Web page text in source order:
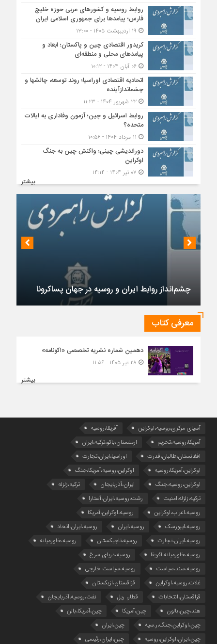
روابط روسیه و کشورهای عربی حوزه خلیج
فارس؛ پیامدها برای جمهوری اسلامی ایران
کریدور اقتصادی چین و پاکستان؛ ابعاد و
پیامدهای محلی و منطقه‌ای
۰۶ آبان ۱۴۰۴ - ۱۰:۱۲
اتحادیه اقتصادی اوراسیا؛ روند توسعه، چالشها و
چشماندازآینده
۲۲ شهریور ۱۴۰۴ - ۱۱:۲۳
روابط اسرائیل و چین؛ آزمون وفاداری به ایالات
متحده؟
دوراندیشی چینی؛ واکنش چین به جنگ
اوکراین
بیشتر
چشم‌انداز روابط ایران و روسیه در جهان پساکرونا
معرفی کتاب
دهمین شماره نشریه تخصصی «اکونامه»
بیشتر
آسیای مرکزی،روسیه،اوکراین
آفریقا،روسیه
آمریکا،روسیه،تحریم
ارمنستان،باکو،ترکیه،ایران
افغانستان،طالبان،قدرت
اوراسیا،ایران،تجارت
اوکراین،آمریکا،روسیه
اوکراین،روسیه،آمریکا،جنگ
اوکراین،روسیه،جنگ
ایران،آذربایجان
ترکیه،زلزله
ترکیه،زلزله،امنیت
رشت،روسیه،ایران،آستارا
روسیه،اعراب،اوکراین
روسیه،اوکراین،آمریکا
روسیه،ایبورسک
روسیه،ایران
روسیه،ایران،اتحاد
روسیه،ایران،تجارت
روسیه،تاجیکستان
روسیه،خاورمیانه
روسیه،خاورمیانه،آفریقا
روسیه،دریای سرخ
روسیه،سند،سیاست
روسیه،سیاست خارجی
غلات،روسیه،اوکراین
قزاقستان،ازبکستان
قزاقستان،انتخابات
قطار، ریل
نفت،روسیه،آذربایجان
هند،چین،بالون
چین،آمریکا
چین،آمریکا،بالن
چین،اوکراین،جنگ،ر.سیه
چین،ایران
چین،ایران،اوکراین،روسیه
چین،ایران،رئیسی